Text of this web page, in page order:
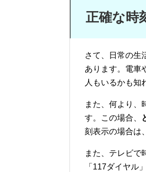
正確な時
さて、日常の生
あります。電車
人もいるかも知
また、何より、
す。この場合、
刻表示の場合は
また、テレビで
「117ダイヤル